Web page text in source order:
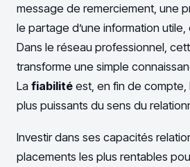
message de remerciement, une
le partage d’une information
Dans le réseau professionnel,
transforme une simple
La fiabilité est, en fin de compte,
plus puissants du sens du
Investir dans ses capacités
placements les plus rentables